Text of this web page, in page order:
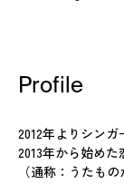
Profile
2012年よりシンガ
2013年から始め
（通称：うたも